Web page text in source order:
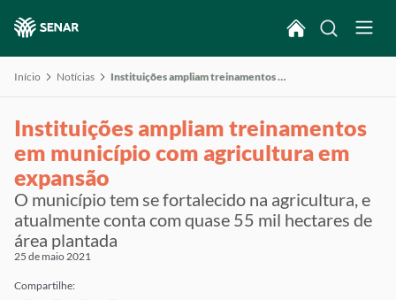
Início Notícias Instituições ampliam treinamentos em município com agricultura em expansão
Instituições ampliam treinamentos
em município com agricultura em
expansão
O município tem se fortalecido na agricultura, e
atualmente conta com quase 55 mil hectares de
área plantada
25 de maio 2021
Compartilhe: